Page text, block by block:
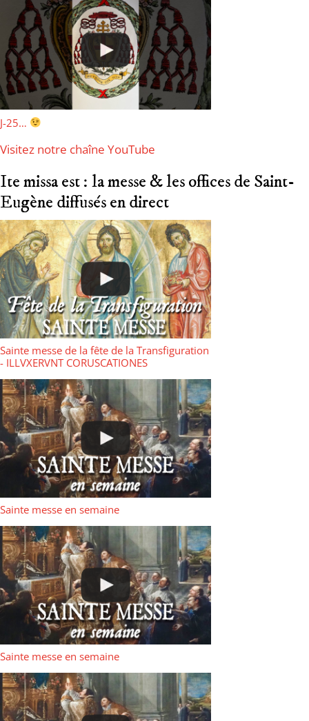
J-25…
Visitez notre chaîne YouTube
Ite missa est : la messe & les offices de Saint-
Eugène diffusés en direct
Sainte messe de la fête de la Transfiguration
- ILLVXERVNT CORUSCATIONES
Sainte messe en semaine
Sainte messe en semaine